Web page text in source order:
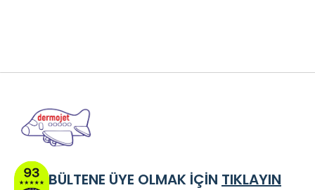
E-BÜLTENE ÜYE OLMAK İÇİN TIKLAYIN